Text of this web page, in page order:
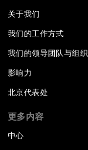
关于我们
我们的工作方式
我们的领导团队与组
影响力
北京代表处
更多内容
中心